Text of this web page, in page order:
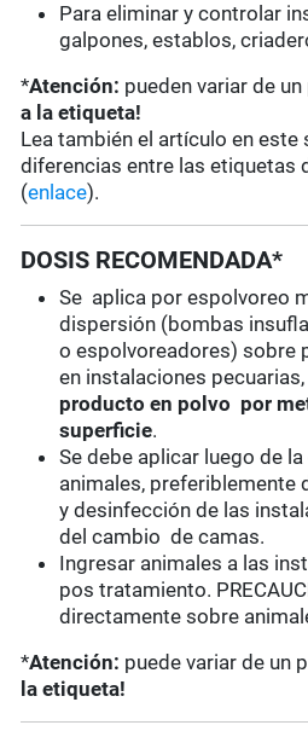
Para eliminar y controlar
galpones, establos,
*Atención: pueden variar de
a la etiqueta!
Lea también el artículo en este
diferencias entre las etiquetas
(enlace).
DOSIS RECOMENDADA*
Se aplica por espolvoreo
dispersión (bombas
o espolvoreadores) sobre
en instalaciones
producto en polvo por
superficie.
Se debe aplicar luego de
animales, preferiblemente
y desinfección de las
del cambio de camas.
Ingresar animales a las
pos tratamiento.
directamente sobre
*Atención: puede variar de un
la etiqueta!